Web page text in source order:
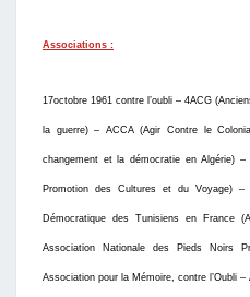
Associations :
17octobre 1961 contre l’oubli – 4ACG
la guerre) – ACCA (Agir Contre le
changement et la démocratie en Algérie) –
Promotion des Cultures et du Voyage) –
Démocratique des Tunisiens en France (
Association Nationale des Pieds Noirs
Association pour la Mémoire, contre l’Oubli